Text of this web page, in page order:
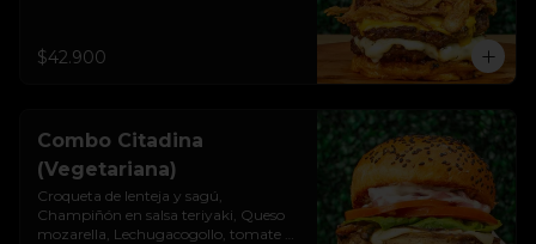
$42.900
Combo Citadina
(Vegetariana)
Croqueta de lenteja y sagú,
Champiñón en salsa teriyaki, Queso
mozarella, Lechugacogollo, tomate